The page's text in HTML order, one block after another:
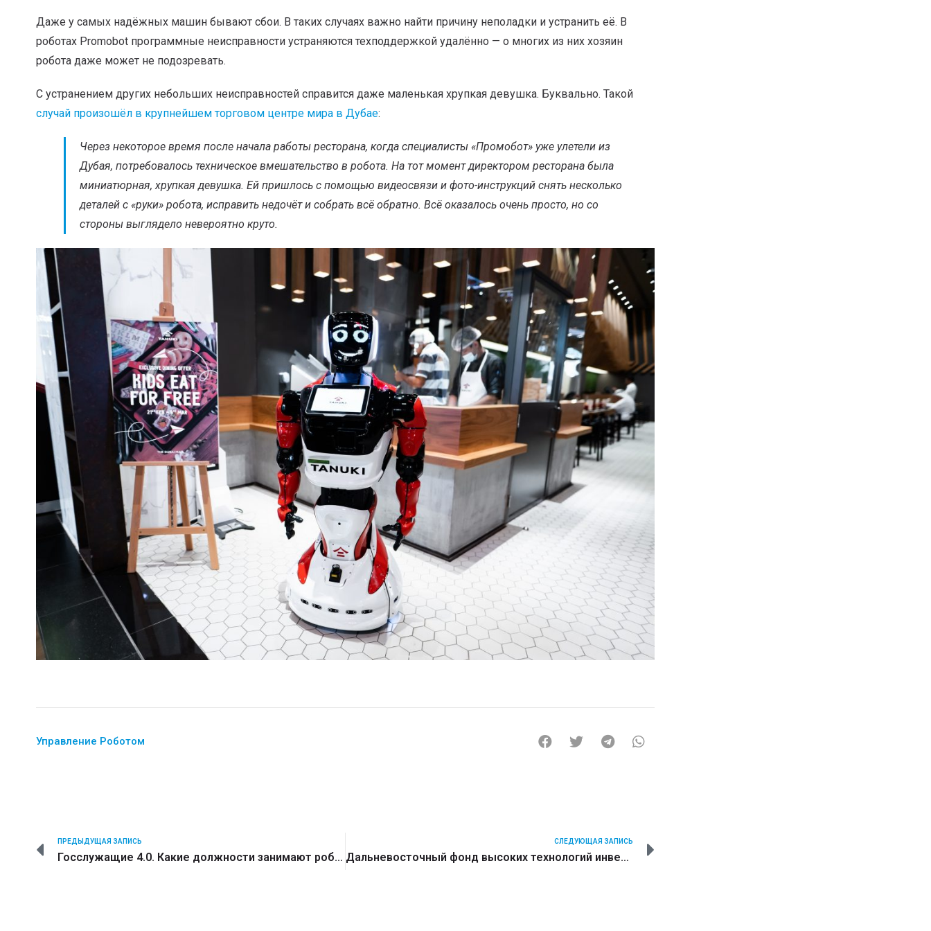
Даже у самых надёжных машин бывают сбои. В таких случаях важно найти причину неполадки и устранить её. В
роботах Promobot программные неисправности устраняются техподдержкой удалённо — о многих из них хозяин
робота даже может не подозревать.
С устранением других небольших неисправностей справится даже маленькая хрупкая девушка. Буквально. Такой
случай произошёл в крупнейшем торговом центре мира в Дубае:
Через некоторое время после начала работы ресторана, когда специалисты «Промобот» уже улетели из
Дубая, потребовалось техническое вмешательство в робота. На тот момент директором ресторана была
миниатюрная, хрупкая девушка. Ей пришлось с помощью видеосвязи и фото-инструкций снять несколько
деталей с «руки» робота, исправить недочёт и собрать всё обратно. Всё оказалось очень просто, но со
стороны выглядело невероятно круто.
Управление Роботом
ПРЕДЫДУЩАЯ ЗАПИСЬ
Госслужащие 4.0. Какие должности занимают роботы на службе у разных государств
СЛЕДУЮЩАЯ ЗАПИСЬ
Дальневосточный фонд высоких технологий инвестировал 200 млн. рублей в Promobot